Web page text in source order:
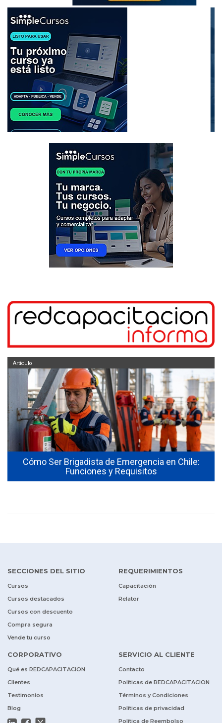
Cómo Ser Brigadista de Emergencia en Chile:
Funciones y Requisitos
Artículo
SECCIONES DEL SITIO
Cursos
Cursos destacados
Cursos con descuento
Compra segura
Vende tu curso
REQUERIMIENTOS
Capacitación
Relator
CORPORATIVO
Qué es REDCAPACITACION
Clientes
Testimonios
Blog
SERVICIO AL CLIENTE
Contacto
Políticas de REDCAPACITACION
Términos y Condiciones
Políticas de privacidad
Política de Reembolso